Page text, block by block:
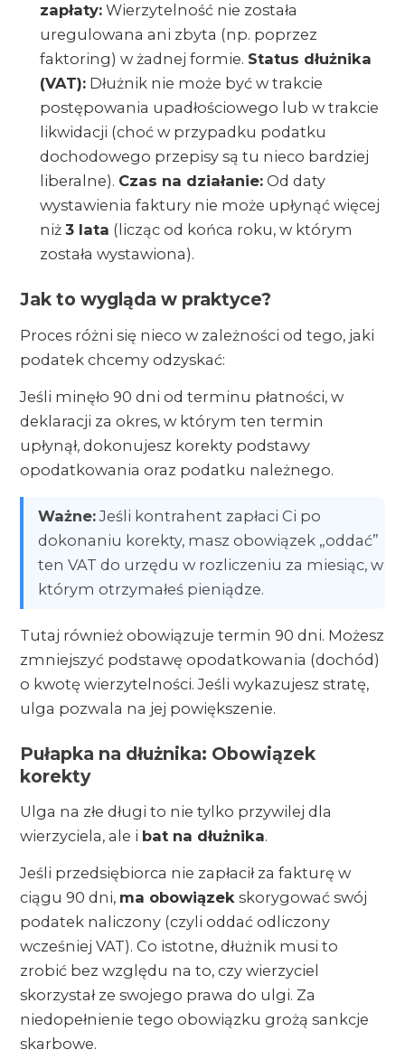
zapłaty:Wierzytelność nie została
uregulowana ani zbyta (np. poprzez
faktoring) w żadnej formie. Status dłużnika
(VAT):Dłużnik nie może być w trakcie
postępowania upadłościowego lub w trakcie
likwidacji (choć w przypadku podatku
dochodowego przepisy są tu nieco bardziej
liberalne). Czas na działanie:Od daty
wystawienia faktury nie może upłynąć więcej
niż 3 lata (licząc od końca roku, w którym
została wystawiona).
Jak to wygląda w praktyce?
Proces różni się nieco w zależności od tego, jaki
podatek chcemy odzyskać:
Jeśli minęło 90 dni od terminu płatności, w
deklaracji za okres, w którym ten termin
upłynął, dokonujesz korekty podstawy
opodatkowania oraz podatku należnego.
Ważne:Jeśli kontrahent zapłaci Ci po
dokonaniu korekty, masz obowiązek „oddać”
ten VAT do urzędu w rozliczeniu za miesiąc, w
którym otrzymałeś pieniądze.
Tutaj również obowiązuje termin 90 dni. Możesz
zmniejszyć podstawę opodatkowania (dochód)
o kwotę wierzytelności. Jeśli wykazujesz stratę,
ulga pozwala na jej powiększenie.
Pułapka na dłużnika: Obowiązek
korekty
Ulga na złe długi to nie tylko przywilej dla
wierzyciela, ale i bat na dłużnika.
Jeśli przedsiębiorca nie zapłacił za fakturę w
ciągu 90 dni, ma obowiązek skorygować swój
podatek naliczony (czyli oddać odliczony
wcześniej VAT). Co istotne, dłużnik musi to
zrobić bez względu na to, czy wierzyciel
skorzystał ze swojego prawa do ulgi. Za
niedopełnienie tego obowiązku grożą sankcje
skarbowe.